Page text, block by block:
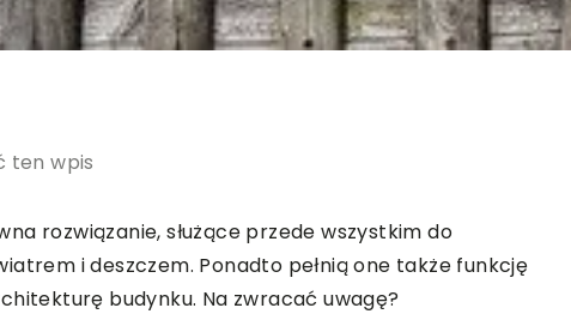
ten wpis
rozwiązanie, służące przede wszystkim do
i deszczem. Ponadto pełnią one także funkcję
budynku. Na zwracać uwagę?